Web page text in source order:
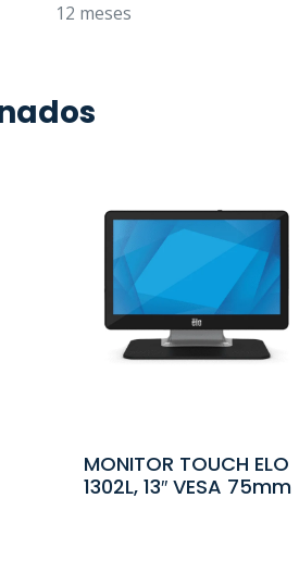
12 meses
MONITOR TOUCH ELO
1302L, 13″ VESA 75mm